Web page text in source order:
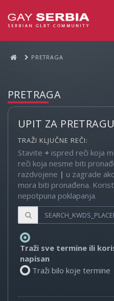
PRETRAGA
PRETRAGA
UPIT ZA PRETRAGU
TRAŽI KLJUČNE REČI:
Stavite + ispred reči koja
reči koja nesme biti
razdvojene | u zagrade
mora biti pronađena.
nepotpuna poklapanja.
Traži sve termine ili
napisan
Traži bilo koje termine